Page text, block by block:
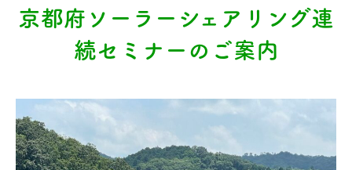
京都府ソーラーシェアリング連
続セミナーのご案内